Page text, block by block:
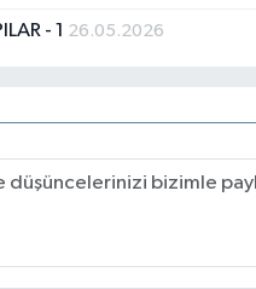
- 1 26.05.2026